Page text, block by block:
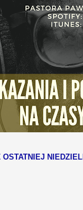
OSTATNIEJ NIEDZIELI